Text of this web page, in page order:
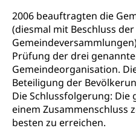
2006 beauftragten die
(diesmal mit Beschluss der
Prüfung der drei
Gemeindeorganisation.
Beteiligung der
Die Schlussfolgerung: Die
einem Zusammenschluss
besten zu erreichen.
leistungsabhängige
Langsamverkehr,
Individualverkehr
zentras (Betrieb und
Verkehr und
Persönliches
Zivilstand